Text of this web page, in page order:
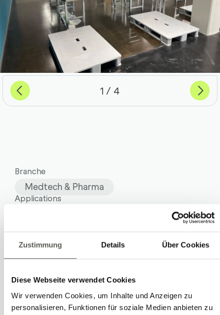
Zustimmung Details Über Cookies
Diese Webseite verwendet Cookies
Wir verwenden Cookies, um Inhalte und Anzeigen zu
personalisieren, Funktionen für soziale Medien anbieten zu
Previous 1 von
4 Weiter
Branche
Medtech & Pharma
Applications
Mobile Roboter